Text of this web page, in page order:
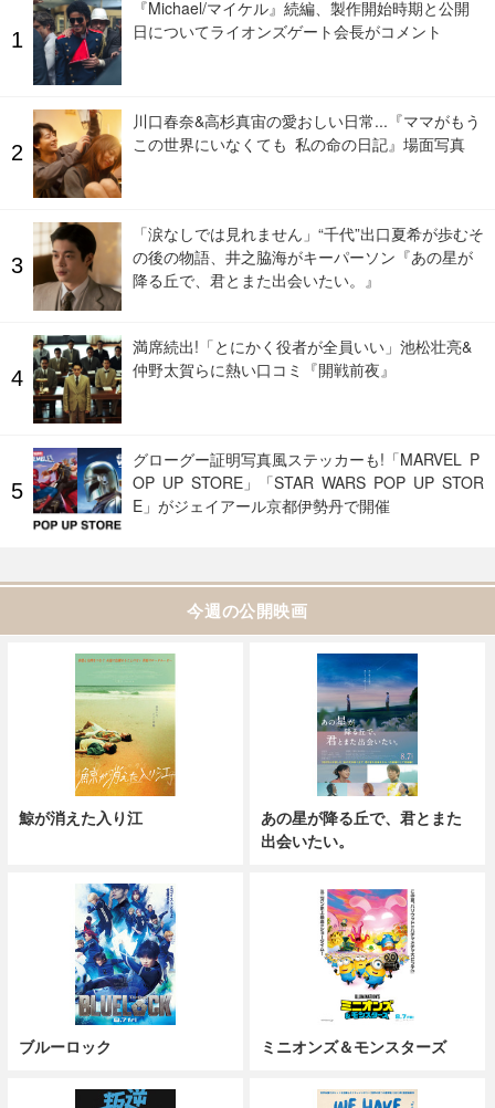
『Michael/マイケル』続編、製作開始時期と公開
日についてライオンズゲート会長がコメント
川口春奈&高杉真宙の愛おしい日常...『ママがもう
この世界にいなくても 私の命の日記』場面写真
「涙なしでは見れません」“千代”出口夏希が歩むそ
の後の物語、井之脇海がキーパーソン『あの星が
降る丘で、君とまた出会いたい。』
満席続出!「とにかく役者が全員いい」池松壮亮&
仲野太賀らに熱い口コミ『開戦前夜』
グローグー証明写真風ステッカーも!「MARVEL P
OP UP STORE」「STAR WARS POP UP STOR
E」がジェイアール京都伊勢丹で開催
今週の公開映画
鯨が消えた入り江
あの星が降る丘で、君とまた
出会いたい。
ブルーロック ミニオンズ＆モンスターズ